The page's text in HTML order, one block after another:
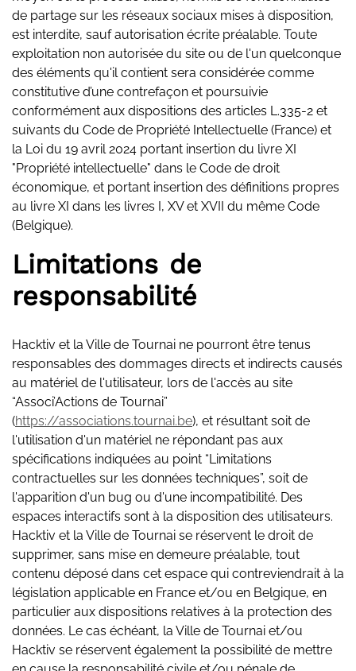
de partage sur les réseaux sociaux mises à disposition,
est interdite, sauf autorisation écrite préalable. Toute
exploitation non autorisée du site ou de l'un quelconque
des éléments qu'il contient sera considérée comme
constitutive d’une contrefaçon et poursuivie
conformément aux dispositions des articles L.335-2 et
suivants du Code de Propriété Intellectuelle (France) et
la Loi du 19 avril 2024 portant insertion du livre XI
"Propriété intellectuelle" dans le Code de droit
économique, et portant insertion des définitions propres
au livre XI dans les livres I, XV et XVII du même Code
(Belgique).
Limitations de
responsabilité
Hacktiv et la Ville de Tournai ne pourront être tenus
responsables des dommages directs et indirects causés
au matériel de l'utilisateur, lors de l'accès au site
“Associ’Actions de Tournai”
(https://associations.tournai.be), et résultant soit de
l'utilisation d'un matériel ne répondant pas aux
spécifications indiquées au point “Limitations
contractuelles sur les données techniques”, soit de
l'apparition d'un bug ou d'une incompatibilité. Des
espaces interactifs sont à la disposition des utilisateurs.
Hacktiv et la Ville de Tournai se réservent le droit de
supprimer, sans mise en demeure préalable, tout
contenu déposé dans cet espace qui contreviendrait à la
législation applicable en France et/ou en Belgique, en
particulier aux dispositions relatives à la protection des
données. Le cas échéant, la Ville de Tournai et/ou
Hacktiv se réservent également la possibilité de mettre